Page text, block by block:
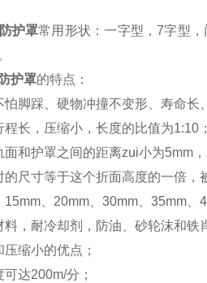
护罩常用形状：一字型，7字型
护罩的特点：
脚踩、硬物冲撞不变形、寿命长
长，压缩小，长度的比值为1:10；
和护罩之间的距离zui小为5mm，
尺寸等于这个折面高度的一倍，
、20mm、30mm、35mm、
，耐冷却剂，防油、砂轮沫和铁
缩小的优点；
达200m/分；